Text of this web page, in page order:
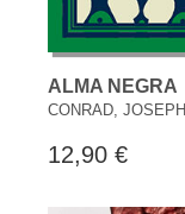
ALMA NEGRA
CONRAD, JOSEPH
12,90 €